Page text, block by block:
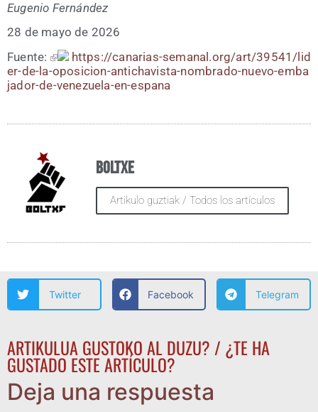
Euge­nio Fernández
28 de mayo de 2026
Fuen­te:
https://​cana​rias​-sema​nal​.org/​a​r​t​/​3​9​5​4​1​/​l​i​d​
e​r​-​d​e​-​l​a​-​o​p​o​s​i​c​i​o​n​-​a​n​t​i​c​h​a​v​i​s​t​a​-​n​o​m​b​r​a​d​o​-​n​u​e​v​o​-​e​m​b​a​
j​a​d​o​r​-​d​e​-​v​e​n​e​z​u​e​l​a​-​e​n​-​e​s​p​ana
Boltxe
Artikulo guztiak / Todos los artículos
Twitter Facebook Telegram
ARTIKULUA GUSTOKO AL DUZU? / ¿TE HA
GUSTADO ESTE ARTÍCULO?
Deja una respuesta